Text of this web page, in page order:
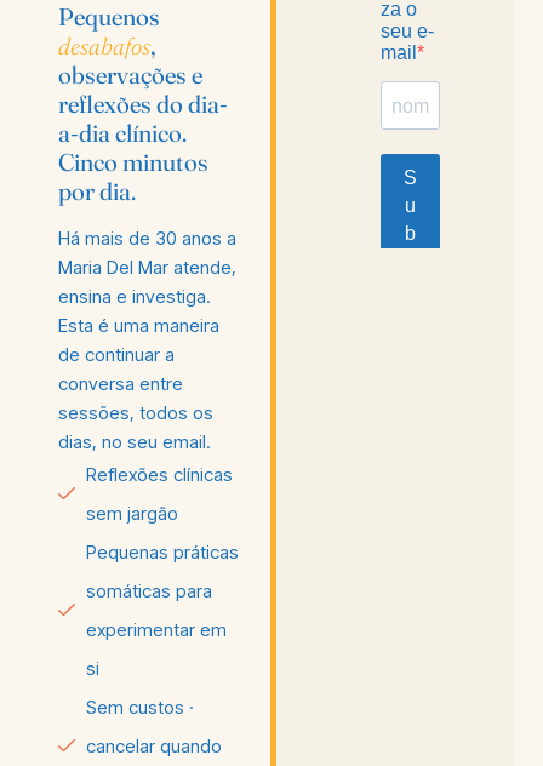
Pequenos
desabafos,
observações e
reflexões do dia-
a-dia clínico.
Cinco minutos
por dia.
Há mais de 30 anos a
Maria Del Mar atende,
ensina e investiga.
Esta é uma maneira
de continuar a
conversa entre
sessões, todos os
dias, no seu email.
Reflexões clínicas
sem jargão
Pequenas práticas
somáticas para
experimentar em
si
Sem custos ·
cancelar quando